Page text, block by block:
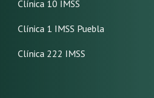
Clínica 10 IMSS
Clínica 1 IMSS Puebla
Clínica 222 IMSS